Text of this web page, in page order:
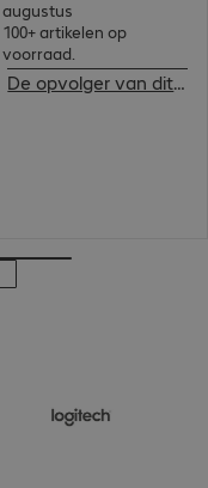
augustus
100+ artikelen op
voorraad.
De opvolger van dit product bekijken